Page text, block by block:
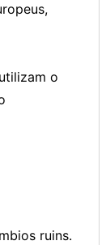
o
ruins.